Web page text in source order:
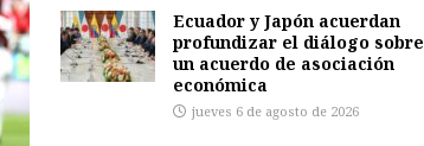
Ecuador y Japón acuerdan
profundizar el diálogo sobre
un acuerdo de asociación
económica
jueves 6 de agosto de 2026